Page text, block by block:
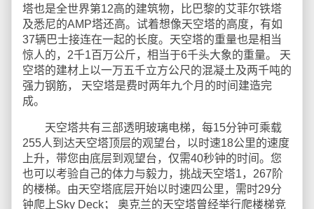
塔也是全世界第12高的建筑物，比巴黎的艾菲尔铁塔
及悉尼的AMP塔还高。试着想像天空塔的高度，有如
37辆巴士接连在一起的长度。天空塔的重量也是相当
惊人的，2千1百万公斤，相当于6千头大象的重量。 天
空塔的建材上以一万五千立方公尺的混凝土及两千吨的
强力钢筋， 天空塔是费时两年九个月的时间建造完
成。
天空塔共有三部透明玻璃电梯，每15分钟可乘载
255人到达天空塔顶层的观望台，以时速18公里的速度
上升，带您由底层到观望台，仅需40秒钟的时间。您
也可以考验自己的体力与毅力，挑战天空塔1，267阶
的楼梯。由天空塔底层开始以时速四公里，需时29分
钟爬上Sky Deck； 奥克兰的天空塔曾经举行爬楼梯竞